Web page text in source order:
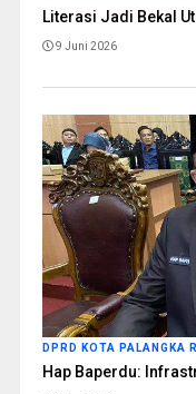
Literasi Jadi Bekal
9 Juni 2026
DPRD KOTA PALANGKA
Hap Baperdu: